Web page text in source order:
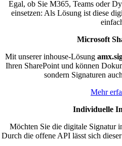
Egal, ob Sie M365, Teams oder
einsetzen: Als Lösung ist diese
Microsoft
Mit unserer inhouse-Lösung
Ihren SharePoint und können
sondern Signaturen
Mehr
Individuelle
Möchten Sie die digitale Signatur
Durch die offene API lässt sich